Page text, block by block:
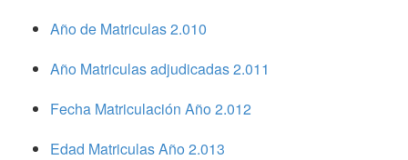
Año de Matriculas 2.010
Año Matriculas adjudicadas 2.011
Fecha Matriculación Año 2.012
Edad Matriculas Año 2.013